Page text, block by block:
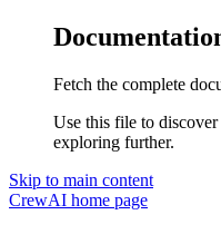
Fetch the complete
Use this file to
exploring further.
Skip to main content
CrewAI home page